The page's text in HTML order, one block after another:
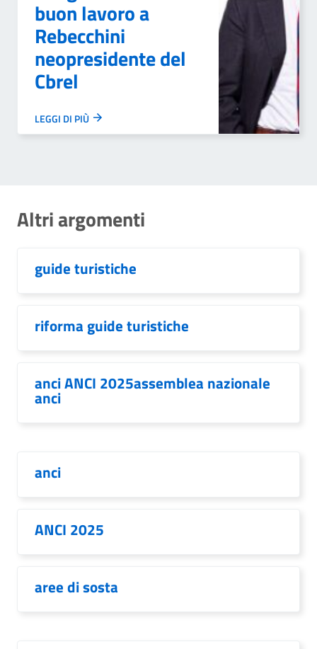
buon lavoro a
Rebecchini
neopresidente del
Cbrel
LEGGI DI PIÙ
Altri argomenti
guide turistiche
riforma guide turistiche
anci ANCI 2025assemblea nazionale
anci
anci
ANCI 2025
aree di sosta